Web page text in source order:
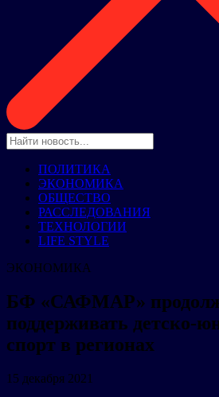
ПОЛИТИКА
ЭКОНОМИКА
ОБЩЕСТВО
РАССЛЕДОВАНИЯ
ТЕХНОЛОГИИ
LIFE STYLE
ЭКОНОМИКА
БФ «САФМАР»
поддерживать детско-
спорт в регионах
15 декабря 2021